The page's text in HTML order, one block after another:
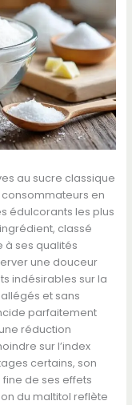
au sucre classique
en
édulcorants les plus
classé
à ses qualités
une douceur
indésirables sur la
et sans
parfaitement
réduction
sur l’index
certains, son
de ses effets
du maltitol reflète